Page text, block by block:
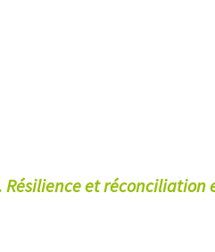
Résilience et réconciliation